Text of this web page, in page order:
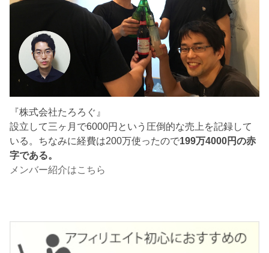
『株式会社たろろぐ』
設立して三ヶ月で6000円という圧倒的な売上を記録して
いる。ちなみに経費は200万使ったので199万4000円の赤
字である。
メンバー紹介はこちら